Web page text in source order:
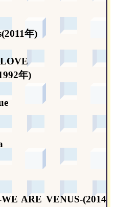
年)
年)
ARE VENUS-(2014